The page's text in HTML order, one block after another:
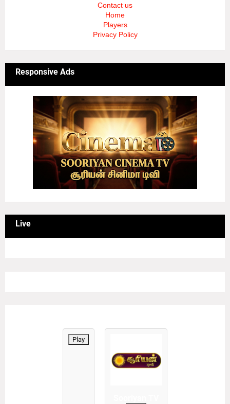
Contact us
Home
Players
Privacy Policy
Responsive Ads
Live
Play